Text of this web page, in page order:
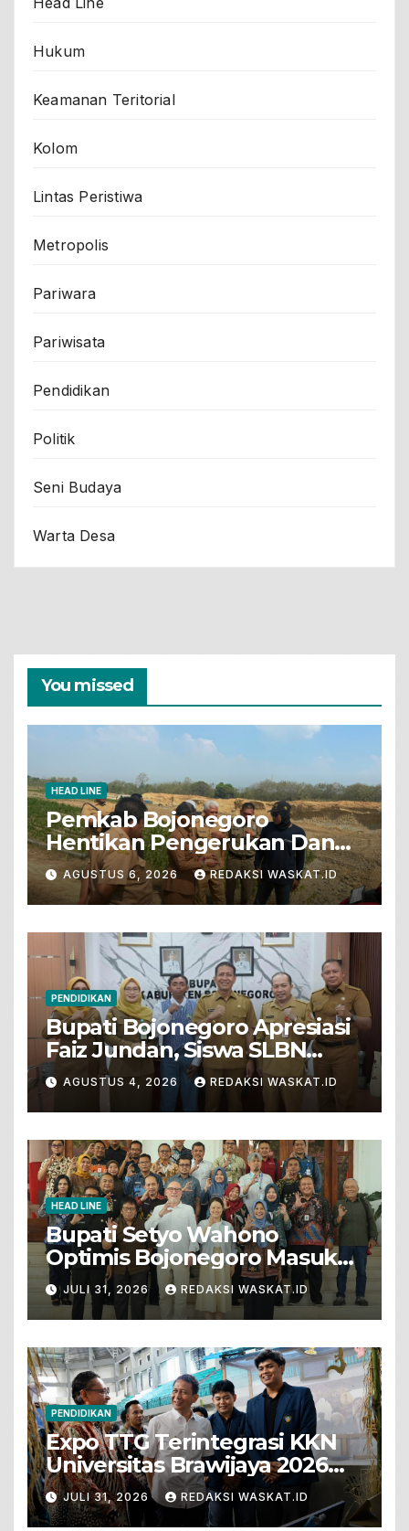
Hukum
Keamanan Teritorial
Kolom
Lintas Peristiwa
Metropolis
Pariwara
Pariwisata
Pendidikan
Politik
Seni Budaya
Warta Desa
You missed
HEAD LINE
Pemkab Bojonegoro
Hentikan Pengerukan Dan
Penjualan Tanah Dari Lahan
Pertanian
AGUSTUS 6, 2026 REDAKSI WASKAT.ID
PENDIDIKAN
Bupati Bojonegoro Apresiasi
Faiz Jundan, Siswa SLBN
Gunungsari Baureno Masuk
LKS Diksus Tingkat Nasional
AGUSTUS 4, 2026 REDAKSI WASKAT.ID
HEAD LINE
Bupati Setyo Wahono
Optimis Bojonegoro Masuk
Unesco Global Geopark
JULI 31, 2026 REDAKSI WASKAT.ID
PENDIDIKAN
Expo TTG Terintegrasi KKN
Universitas Brawijaya 2026
Hadirkan Inovasi Peternakan
Untuk Bojonegoro
JULI 31, 2026 REDAKSI WASKAT.ID